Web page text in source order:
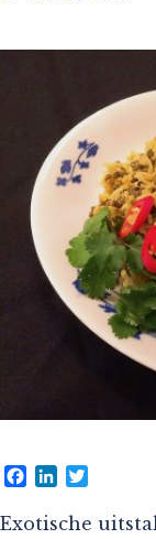
Facebook
LinkedIn
Exotische